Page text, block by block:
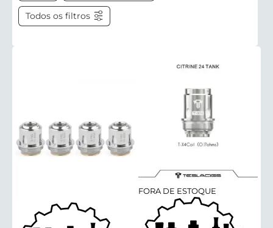
Todos os filtros
FORA DE ESTOQUE